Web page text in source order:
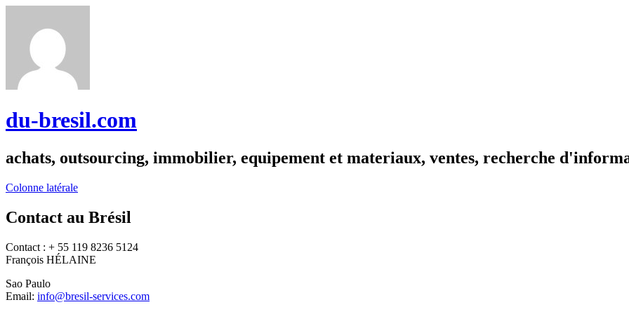
du-bresil.com
achats, outsourcing, immobilier, equipement et materiaux, ventes, recherche
Colonne latérale
Contact au Brésil
Contact : + 55 119 8236 5124
François HÉLAINE
Sao Paulo
Email: info@bresil-services.com